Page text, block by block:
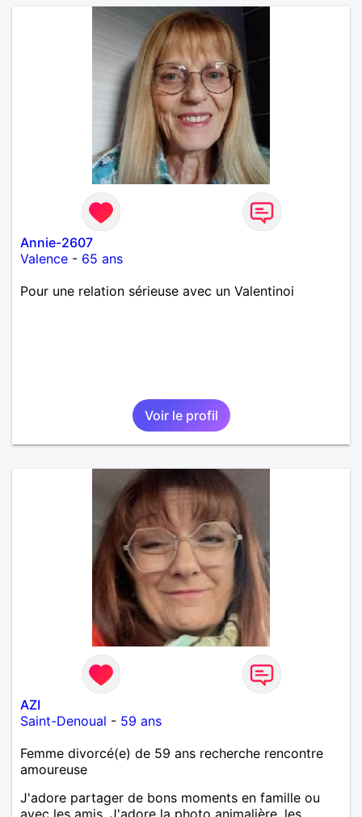
Annie-2607
Valence - 65 ans
Pour une relation sérieuse avec un Valentinoi
Voir le profil
AZI
Saint-Denoual - 59 ans
Femme divorcé(e) de 59 ans recherche rencontre
amoureuse
J'adore partager de bons moments en famille ou
avec les amis. J'adore la photo animalière, les